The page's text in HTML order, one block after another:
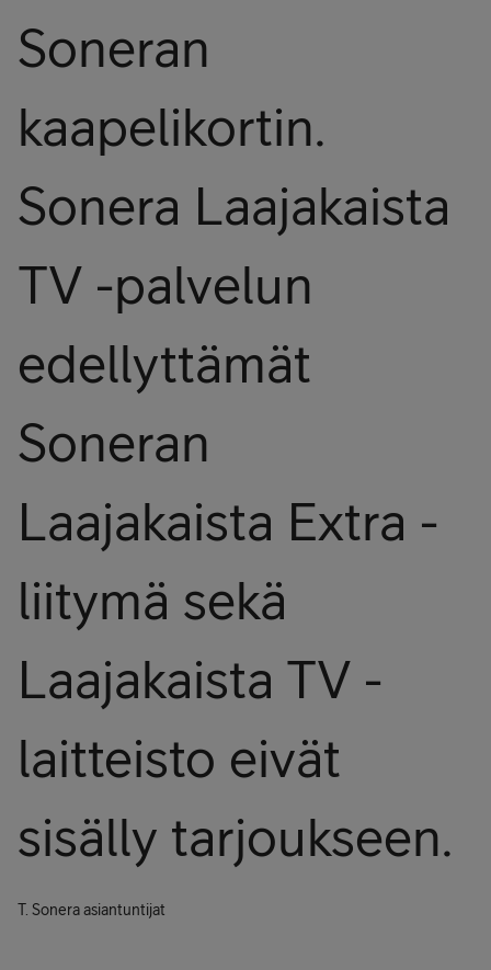
Soneran
kaapelikortin.
Sonera Laajakaista
TV -palvelun
edellyttämät
Soneran
Laajakaista Extra -
liitymä sekä
Laajakaista TV -
laitteisto eivät
sisälly tarjoukseen.
T. Sonera asiantuntijat